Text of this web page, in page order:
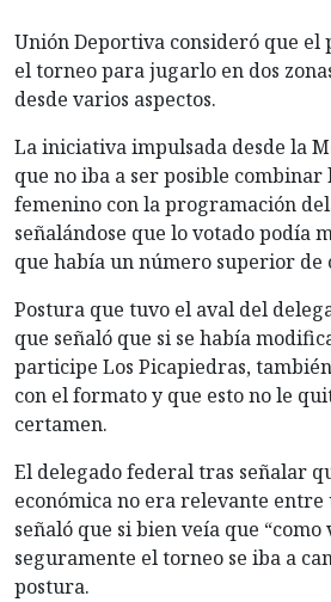
Unión Deportiva consideró que el
el torneo para jugarlo en dos
desde varios aspectos.
La iniciativa impulsada desde la
que no iba a ser posible
femenino con la programación
señalándose que lo votado podía
que había un número superior de
Postura que tuvo el aval del
que señaló que si se había
participe Los Picapiedras,
con el formato y que esto no le
certamen.
El delegado federal tras señalar
económica no era relevante
señaló que si bien veía que “como
seguramente el torneo se iba a
postura.